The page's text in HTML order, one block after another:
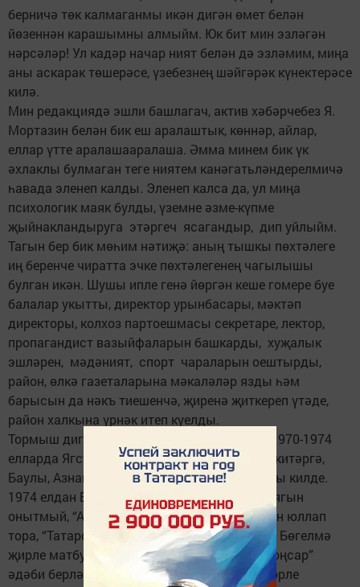
берничә төк калмаганмы икән дигән өмет белән
йөзеннән карашымны алмыйм. Юк бит мин эзләгән
нәрсәләр! Ул кадәр начар ният белән дә эзләмим, миңа
аны аскарак төшерәсе, үзебезнең шәйгәрәк күнектерәсе
килә.
Мин редакциядә эшли башлагач, актив хәбәрчебез Я.
Мортазин белән бик еш аралаштык, көннәр, айлар,
еллар үтте аралашааралаша. Әмма минем бик үк
әхлаклы булмаган теге ниятем канәгатьләндерелмичә
һавада эленеп калды. Эленеп калса да, ул миңа
психологик маяк булды, үземне әзме-күпме
җыйнакландыруга этәргеч ясагандыр, дип уйлыйм.
Тагын бер бик мөһим нәтиҗә: аның тышкы пөхтәлеге
иң беренче чиратта эчке пөхтәлегенең чагылышы
булган икән. Шушы ипле генә йөргән кеше гомере буе
балалар укытты, директор урынбасары, мәктәп
директоры, колхоз партоешмасы секретаре, лектор,
пропагандист вазыйфаларын башкарды, хуҗалык
эшләрен, мәдәният, спорт чараларын оештырды,
район, өлкә газеталарына мәкаләләр язды һәм
барысын да нәкъ тиешенчә, җиренә җиткереп үтәде,
район халкына үрнәк итеп куелды.
Тормыш дигән нәрсә бик катлаулы бит ул. 1970-1974
елларда Ягсуп абыйга гаиләсе белән күчеп китәргә,
Баулы, Азнакай районнарында эшләргә туры килде.
1974 елдан Бөгелмә шәһәрендә яши. Туган ягын
онытмый, “Авыл утлары”на иҗат үрнәкләрен юллап
тора, “Татарстан яшьләре” газетасының да, Бөгелмә
җирле матбугатының да даими авторы, “Моңсар”
әдәби берләшмәсенең актив әгъзасы, күптөрле